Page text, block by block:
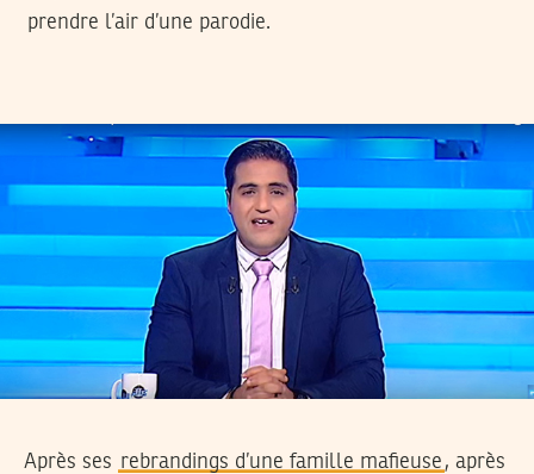
prendre l’air d’une parodie.
Après ses rebrandings d’une famille mafieuse , après